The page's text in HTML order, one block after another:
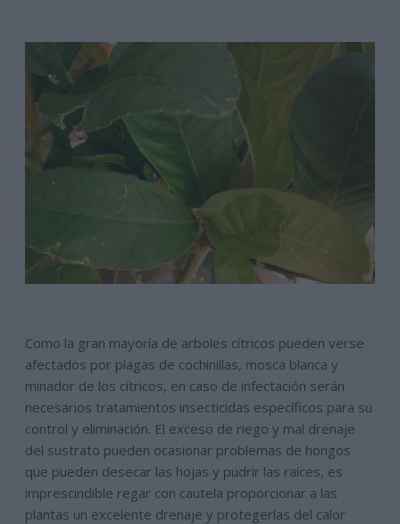
Como la gran mayoría de arboles cítricos pueden verse
afectados por plagas de cochinillas, mosca blanca y
minador de los cítricos, en caso de infectación serán
necesarios tratamientos insecticidas específicos para su
control y eliminación. El exceso de riego y mal drenaje
del sustrato pueden ocasionar problemas de hongos
que pueden desecar las hojas y pudrir las raíces, es
imprescindible regar con cautela proporcionar a las
plantas un excelente drenaje y protegerlas del calor